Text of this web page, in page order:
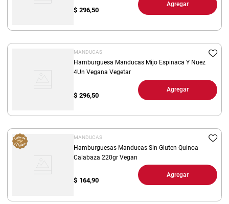
$ 296,50
Agregar
MANDUCAS
Hamburguesa Manducas Mijo Espinaca Y Nuez
4Un Vegana Vegetar
$ 296,50
Agregar
MANDUCAS
Hamburguesas Manducas Sin Gluten Quinoa
Calabaza 220gr Vegan
$ 164,90
Agregar